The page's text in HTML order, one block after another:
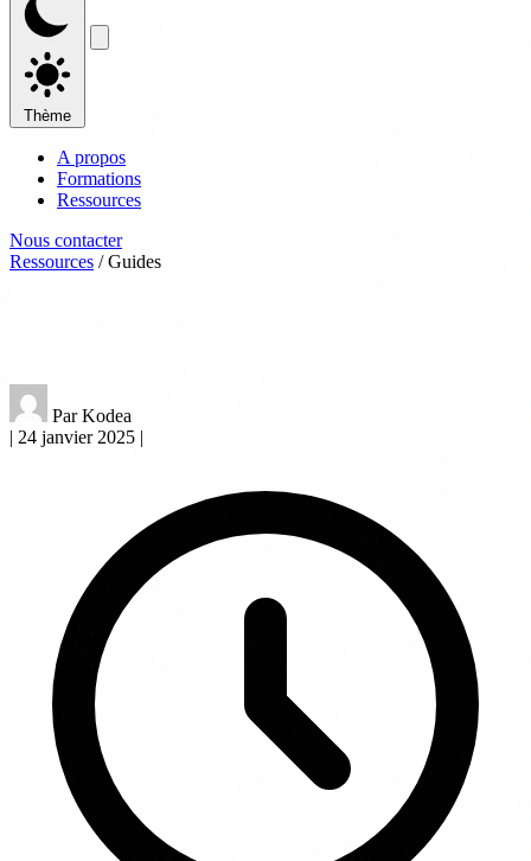
Thème
A propos
Formations
Ressources
Nous contacter
Ressources / Guides
Par Kodea
| 24 janvier 2025 |